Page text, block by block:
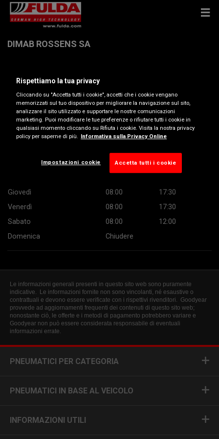
DIMAB ROSSENS SA
Chemin de la Longivue 1 , 1726 Farvagny-le-Grand
Orario di apertura
08:00
17:30
Giovedì
08:00
17:30
Venerdì
08:00
17:30
Sabato
08:00
12:00
Domenica
Chiudere
Le informazioni generali presenti in questo sito web sono puramente
indicative. Le informazioni fornite non sono vincolanti, né esaustive o
contrattuali e devono essere verificate con i rispettivi rivenditori. Goodyear
provvede ad aggiornamenti frequenti dei contenuti di questo sito web;
nonostante ciò, le offerte e i metodi di pagamento potrebbero variare e
Goodyear non può essere considerata responsabile di eventuali
informazioni errate.
PNEUMATICI PER CATEGORIA
PNEUMATICI IN BASE AL VEICOLO
INFORMAZIONI UTILI
Rispettiamo la tua privacy
Cliccando su "Accetta tutti i cookie", accetti che i cookie vengano
memorizzati sul tuo dispositivo per migliorare la navigazione sul sito,
analizzare il sito utilizzato e supportare le nostre comunicazioni
marketing. Puoi modificare le tue preferenze o rifiutare tutti i cookie in
qualsiasi momento cliccando su Rifiuta i cookie. Visita la nostra privacy
policy per saperne di più. Informativa sulla Privacy Online
Impostazioni cookie Accetta tutti i cookie